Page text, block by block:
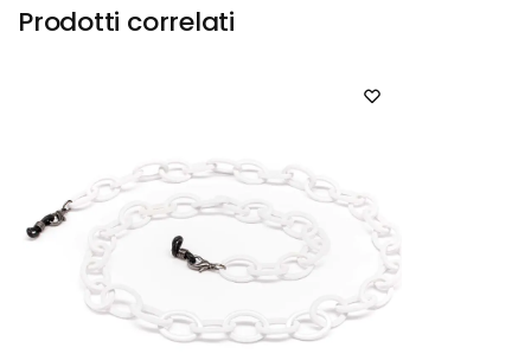
Prodotti correlati